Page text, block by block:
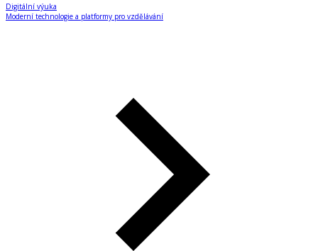
Digitální výuka
Moderní technologie a platformy pro vzdělávání